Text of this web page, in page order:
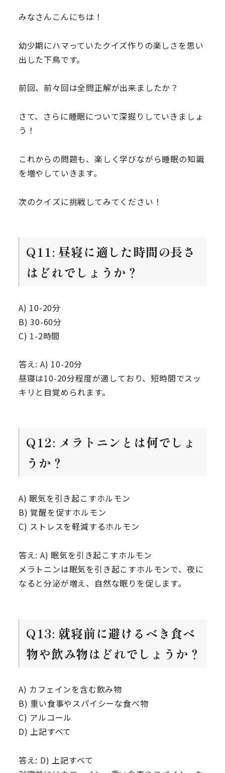
みなさんこんにちは！
幼少期にハマっていたクイズ作りの楽しさを思い
出した下鳥です。
前回、前々回は全問正解が出来ましたか？
さて、さらに睡眠について深掘りしていきましょ
う！
これからの問題も、楽しく学びながら睡眠の知識
を増やしていきます。
次のクイズに挑戦してみてください！
Q11: 昼寝に適した時間の長さ
はどれでしょうか？
A) 10-20分
B) 30-60分
C) 1-2時間
答え: A) 10-20分
昼寝は10-20分程度が適しており、短時間でスッ
キリと目覚められます。
Q12: メラトニンとは何でしょ
うか？
A) 眠気を引き起こすホルモン
B) 覚醒を促すホルモン
C) ストレスを軽減するホルモン
答え: A) 眠気を引き起こすホルモン
メラトニンは眠気を引き起こすホルモンで、夜に
なると分泌が増え、自然な眠りを促します。
Q13: 就寝前に避けるべき食べ
物や飲み物はどれでしょうか？
A) カフェインを含む飲み物
B) 重い食事やスパイシーな食べ物
C) アルコール
D) 上記すべて
答え: D) 上記すべて